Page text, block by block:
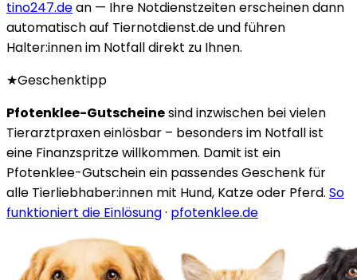
tino247.dean — Ihre Notdienstzeiten erscheinen dann
automatisch auf Tiernotdienst.de und führen
Halter:innen im Notfall direkt zu Ihnen.
★Geschenktipp
Pfotenklee-Gutscheinesind inzwischen bei vielen
Tierarztpraxen einlösbar – besonders im Notfall ist
eine Finanzspritze willkommen. Damit ist ein
Pfotenklee-Gutschein ein passendes Geschenk für
alle Tierliebhaber:innen mit Hund, Katze oder Pferd. So
funktioniert die Einlösung· pfotenklee.de